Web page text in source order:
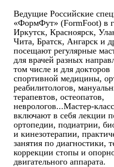
Ведущие Российские
«ФормФут» (FormFoot) в
Иркутск, Красноярск,
Чита, Братск, Ангарск и
посещают регулярные
для врачей разных
том числе и для докторов
спортивной медицины,
реабилитологов,
терапевтов, остеопатов,
неврологов...Мастер-
включают в себя лекции
ортопедии, подиатрии,
и кинезотерапии,
занятия по диагностики,
коррекции стопы и
двигательного аппарата.